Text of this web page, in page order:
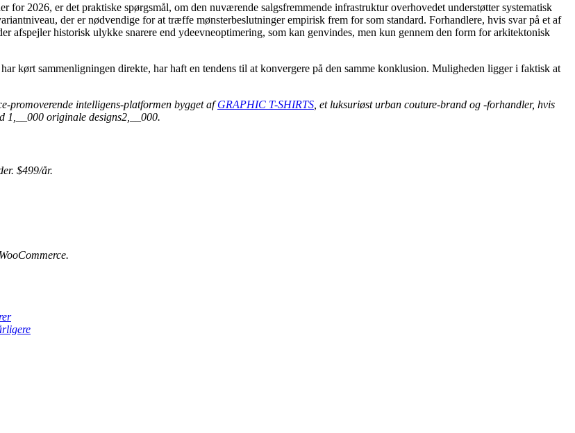
2026, er det praktiske spørgsmål, om den nuværende salgsfremmende infrastruktur overhovedet understøtter systematisk
der er nødvendige for at træffe mønsterbeslutninger empirisk frem for som standard. Forhandlere, hvis svar på et af
afspejler historisk ulykke snarere end ydeevneoptimering, som kan genvindes, men kun gennem den form for arkitektonisk
kørt sammenligningen direkte, har haft en tendens til at konvergere på den samme konklusion. Muligheden ligger i faktisk at
promoverende intelligens-platformen bygget afGRAPHIC T-SHIRTS , et luksuriøst urban couture-brand og -forhandler, hvis
1,__000 originale designs2,__000.
$499/år.